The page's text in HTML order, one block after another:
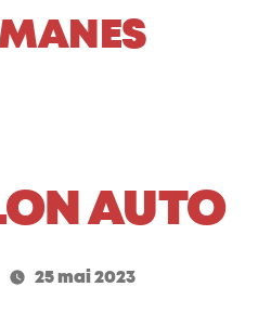
AUTO
25 mai 2023